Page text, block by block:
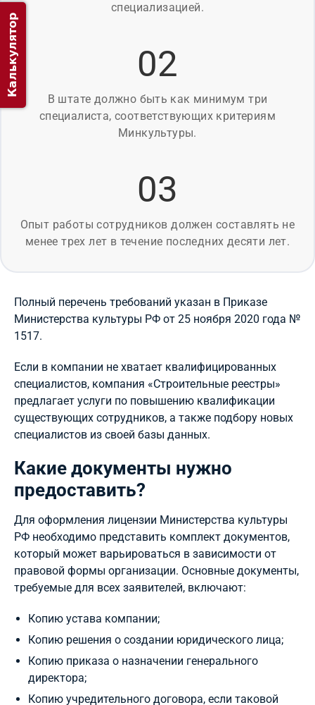
специализацией.
02
В штате должно быть как минимум три
специалиста, соответствующих критериям
Минкультуры.
03
Опыт работы сотрудников должен составлять не
менее трех лет в течение последних десяти лет.
Полный перечень требований указан в Приказе
Министерства культуры РФ от 25 ноября 2020 года №
1517.
Если в компании не хватает квалифицированных
специалистов, компания «Строительные реестры»
предлагает услуги по повышению квалификации
существующих сотрудников, а также подбору новых
специалистов из своей базы данных.
Какие документы нужно
предоставить?
Для оформления лицензии Министерства культуры
РФ необходимо представить комплект документов,
который может варьироваться в зависимости от
правовой формы организации. Основные документы,
требуемые для всех заявителей, включают:
Копию устава компании;
Копию решения о создании юридического лица;
Копию приказа о назначении генерального
директора;
Копию учредительного договора, если таковой
Калькулятор